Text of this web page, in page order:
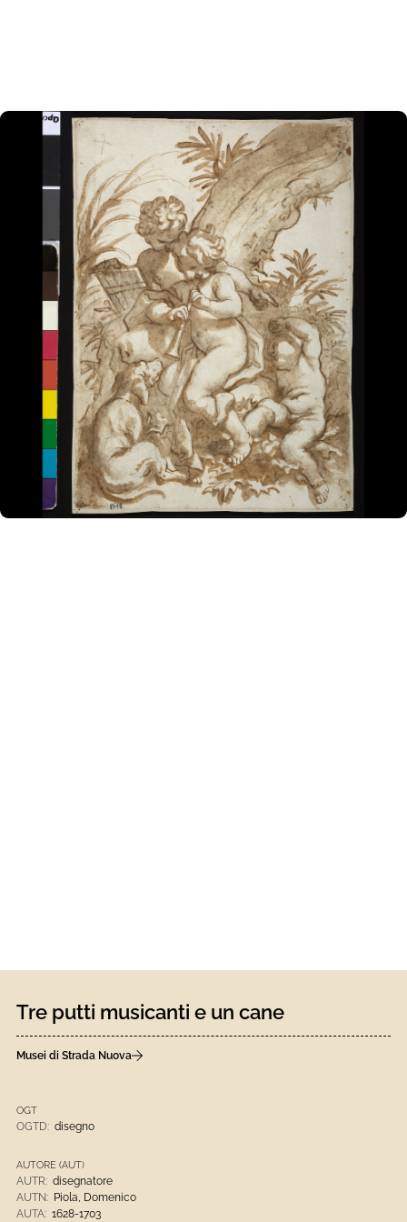
Tre putti musicanti e un cane
Musei di Strada Nuova
OGT
OGTD: disegno
AUTORE (AUT)
AUTR: disegnatore
AUTN: Piola, Domenico
AUTA: 1628-1703